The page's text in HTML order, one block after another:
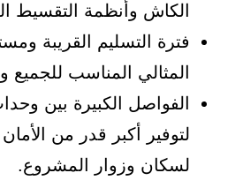
الكاش وأنظمة التقسيط
فترة التسليم القريبة
المثالي المناسب للجميع
الفواصل الكبيرة بين
لتوفير أكبر قدر من
لسكان وزوار المشروع.